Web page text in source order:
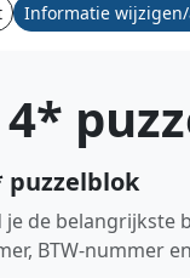
Informatie
4*
puzzelblok
je de belangrijkste
BTW-nummer